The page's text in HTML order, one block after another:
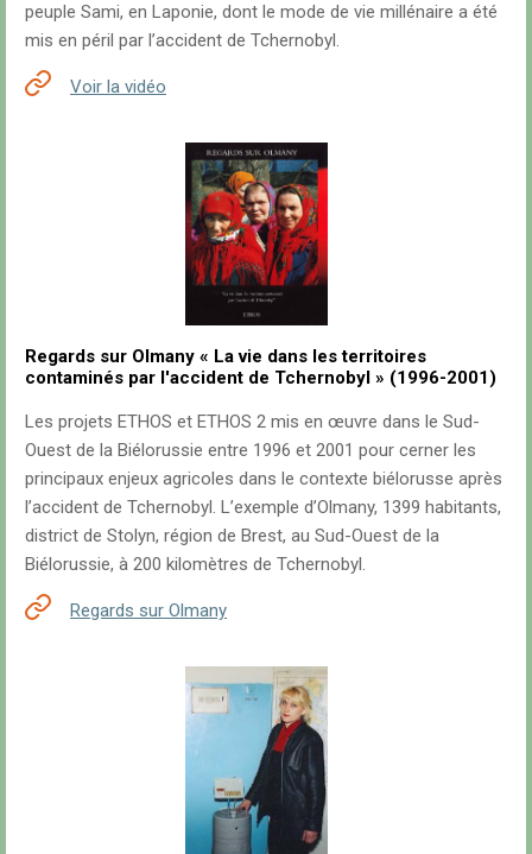
peuple Sami, en Laponie, dont le mode de vie millénaire a été
mis en péril par l’accident de Tchernobyl.
Voir la vidéo
Regards sur Olmany « La vie dans les territoires
contaminés par l'accident de Tchernobyl » (1996-2001)
Les projets ETHOS et ETHOS 2 mis en œuvre dans le Sud-
Ouest de la Biélorussie entre 1996 et 2001 pour cerner les
principaux enjeux agricoles dans le contexte biélorusse après
l’accident de Tchernobyl. L’exemple d’Olmany, 1399 habitants,
district de Stolyn, région de Brest, au Sud-Ouest de la
Biélorussie, à 200 kilomètres de Tchernobyl.
Regards sur Olmany